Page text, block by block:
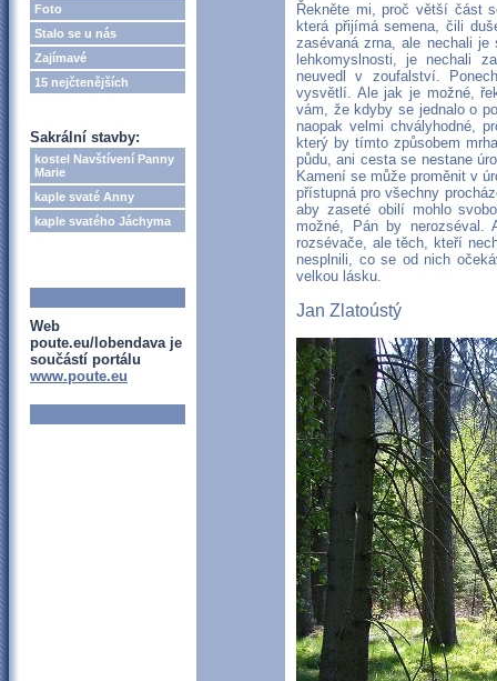
Foto
Stalo se u nás
Zajímavé
15 nejčtenějších
Sakrální stavby:
kostel Navštívení Panny
Marie
kaple svaté Anny
kaple svatého Jáchyma
Web
poute.eu/lobendava je
součástí portálu
www.poute.eu
Řekněte mi, proč větší část
která přijímá semena, čili
zasévaná zrna, ale nechali
lehkomyslnosti, je nechali
neuvedl v zoufalství.
vysvětlí. Ale jak je možné,
vám, že kdyby se jednalo o
naopak velmi chvályhodné,
který by tímto způsobem
půdu, ani cesta se nestane
Kamení se může proměnit v
přístupná pro všechny
aby zaseté obilí mohlo
možné, Pán by nerozséval.
rozsévače, ale těch, kteří
nesplnili, co se od nich
velkou lásku.
Jan Zlatoústý